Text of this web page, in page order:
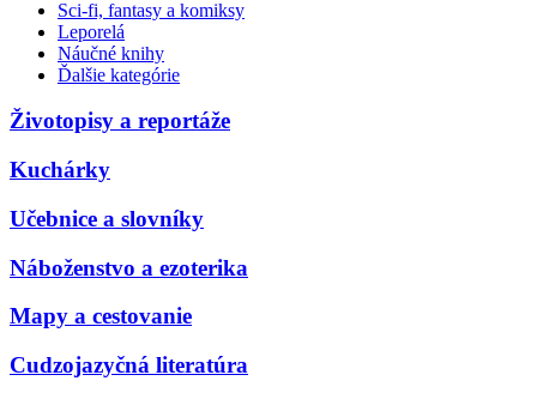
Sci-fi, fantasy a komiksy
Leporelá
Náučné knihy
Ďalšie kategórie
Životopisy a reportáže
Kuchárky
Učebnice a slovníky
Náboženstvo a ezoterika
Mapy a cestovanie
Cudzojazyčná literatúra